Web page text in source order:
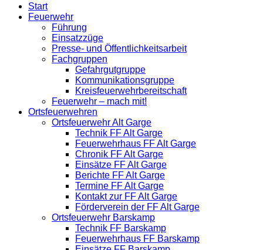
Start
Feuerwehr
Führung
Einsatzzüge
Presse- und Öffentlichkeitsarbeit
Fachgruppen
Gefahrgutgruppe
Kommunikationsgruppe
Kreisfeuerwehrbereitschaft
Feuerwehr – mach mit!
Ortsfeuerwehren
Ortsfeuerwehr Alt Garge
Technik FF Alt Garge
Feuerwehrhaus FF Alt Garge
Chronik FF Alt Garge
Einsätze FF Alt Garge
Berichte FF Alt Garge
Termine FF Alt Garge
Kontakt zur FF Alt Garge
Förderverein der FF Alt Garge
Ortsfeuerwehr Barskamp
Technik FF Barskamp
Feuerwehrhaus FF Barskamp